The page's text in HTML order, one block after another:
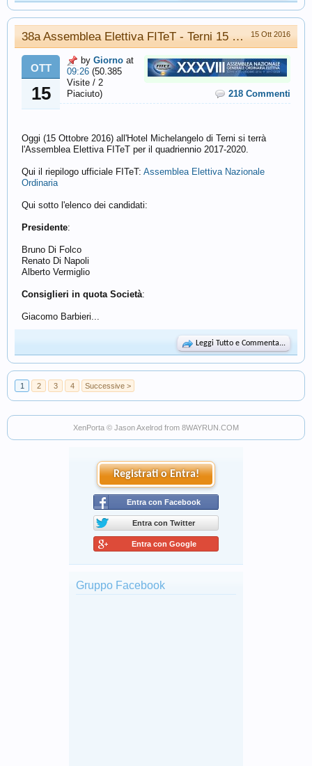
15 Ott 2016
38a Assemblea Elettiva FITeT - Terni 15 Ottobre 2016
OTT
15
by Giorno at
09:26 (50.385
Visite / 2
Piaciuto)
218 Commenti
Oggi (15 Ottobre 2016) all'Hotel Michelangelo di Terni si terrà
l'Assemblea Elettiva FITeT per il quadriennio 2017-2020.
Qui il riepilogo ufficiale FITeT: Assemblea Elettiva Nazionale
Ordinaria
Qui sotto l'elenco dei candidati:
Presidente:
Bruno Di Folco
Renato Di Napoli
Alberto Vermiglio
Consiglieri in quota Società:
Giacomo Barbieri...
Leggi Tutto e Commenta...
1 2 3 4 Successive >
XenPorta © Jason Axelrod from 8WAYRUN.COM
Registrati o Entra!
Entra con Facebook
Entra con Twitter
Entra con Google
Gruppo Facebook